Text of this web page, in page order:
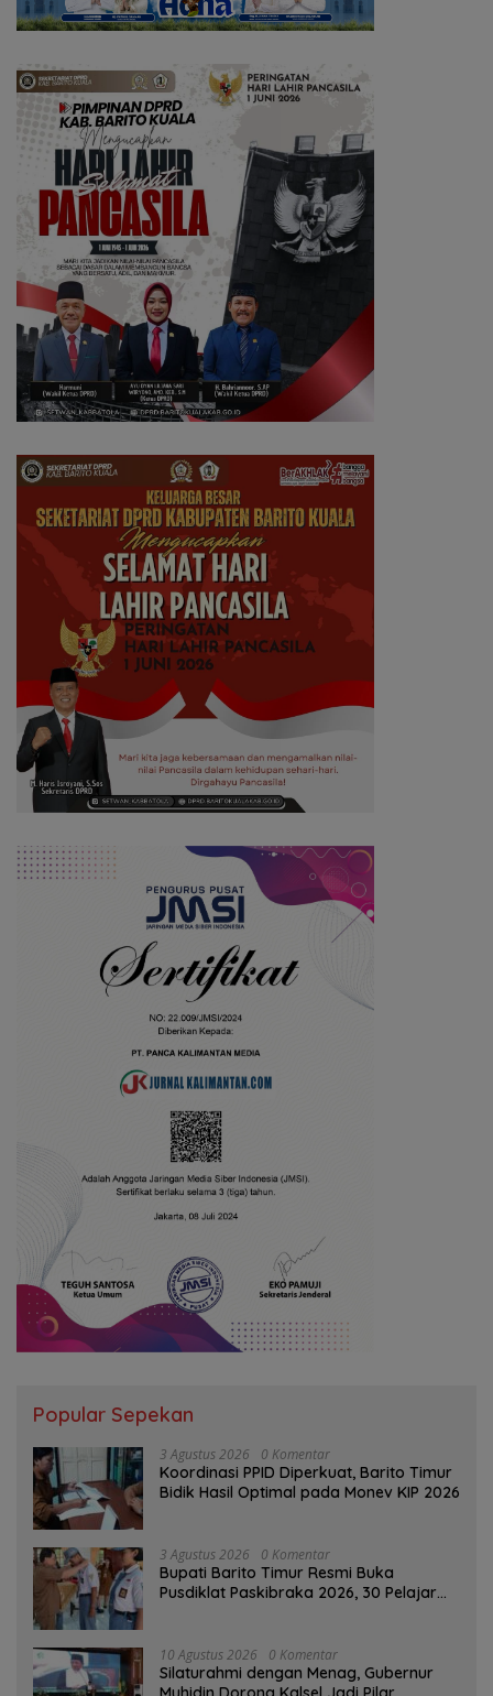
Popular Sepekan
3 Agustus 2026 0 Komentar
Koordinasi PPID Diperkuat, Barito Timur
Bidik Hasil Optimal pada Monev KIP 2026
3 Agustus 2026 0 Komentar
Bupati Barito Timur Resmi Buka
Pusdiklat Paskibraka 2026, 30 Pelajar
10 Agustus 2026 0 Komentar
Silaturahmi dengan Menag, Gubernur